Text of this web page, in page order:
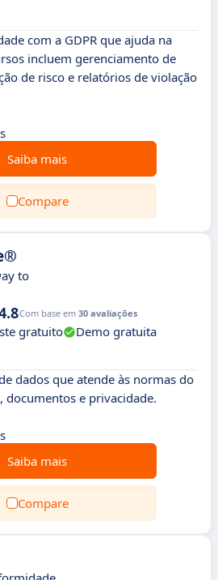
com a GDPR que ajuda na
incluem gerenciamento de
de risco e relatórios de violação
Saiba mais
Compare
to
Com base em 30 avaliações
gratuito
Demo gratuita
dados que atende às normas do
documentos e privacidade.
Saiba mais
Compare